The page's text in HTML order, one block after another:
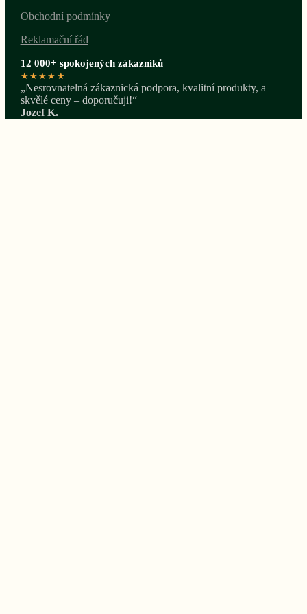
Obchodní podmínky
Reklamační řád
12 000+ spokojených zákazníků
★★★★★
„Nesrovnatelná zákaznická podpora, kvalitní produkty, a
skvělé ceny – doporučuji!“
Jozef K.